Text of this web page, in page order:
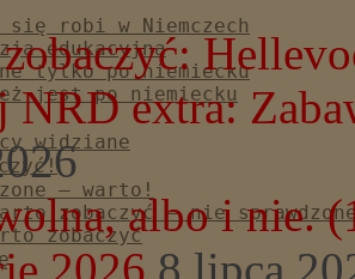
robi w Niemczech
edukacyjna
tylko po niemiecku
jest po niemiecku
widziane
– warto!
zobaczyć – nie
zobaczyć
NRD extra:
albo i nie.
2026 8 lipca